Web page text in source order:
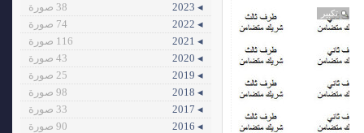
تكبير
◂ 2023
38 صورة
◂ 2022
74 صورة
◂ 2021
116 صورة
◂ 2020
43 صورة
◂ 2019
25 صورة
◂ 2018
98 صورة
◂ 2017
33 صورة
◂ 2016
90 صورة